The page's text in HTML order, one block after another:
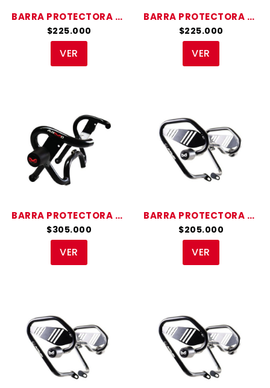
ESCRIBA Y PRESIONTE ENTER
BARRA PROTECTORA X BLADE 160
$225.000
VER
BARRA PROTECTORA CB 190R
$225.000
VER
BARRA PROTECTORA CB 250 TWISTER
$305.000
VER
BARRA PROTECTORA XR 150L
$205.000
VER